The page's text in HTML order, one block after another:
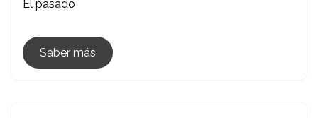
El pasado
Saber más